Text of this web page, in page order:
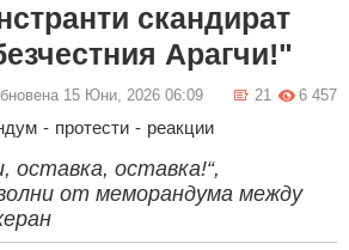
скандират
Арагчи!"
15 Юни, 2026 06:09 6 457
21
- протести - реакции
оставка, оставка!“,
от меморандума между